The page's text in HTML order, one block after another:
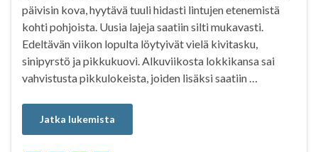
päivisin kova, hyytävä tuuli hidasti lintujen etenemistä
kohti pohjoista. Uusia lajeja saatiin silti mukavasti.
Edeltävän viikon lopulta löytyivät vielä kivitasku,
sinipyrstö ja pikkukuovi. Alkuviikosta lokkikansa sai
vahvistusta pikkulokeista, joiden lisäksi saatiin …
Jatka lukemista